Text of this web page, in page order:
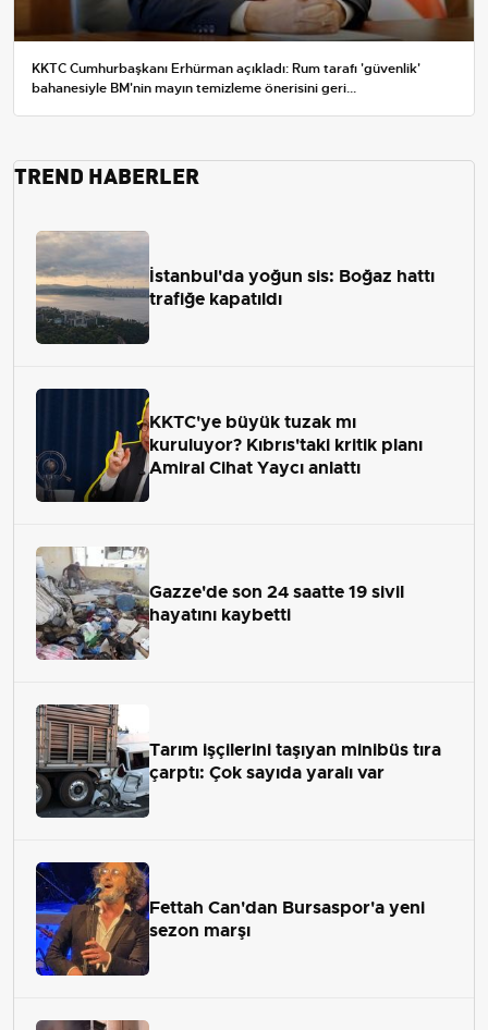
KKTC Cumhurbaşkanı Erhürman açıkladı: Rum tarafı 'güvenlik'
bahanesiyle BM'nin mayın temizleme önerisini geri...
TREND HABERLER
İstanbul'da yoğun sis: Boğaz hattı
trafiğe kapatıldı
KKTC'ye büyük tuzak mı
kuruluyor? Kıbrıs'taki kritik planı
Amiral Cihat Yaycı anlattı
Gazze'de son 24 saatte 19 sivil
hayatını kaybetti
Tarım işçilerini taşıyan minibüs tıra
çarptı: Çok sayıda yaralı var
Fettah Can'dan Bursaspor'a yeni
sezon marşı